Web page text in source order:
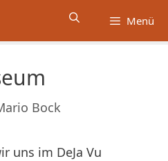
Menü
Bock
uns im DeJa Vu